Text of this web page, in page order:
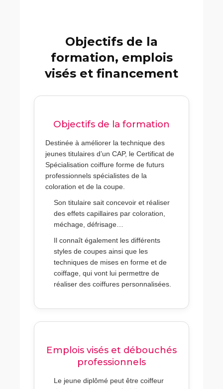
Objectifs de la
formation, emplois
visés et financement
Objectifs de la formation
Destinée à améliorer la technique des
jeunes titulaires d’un CAP, le Certificat de
Spécialisation coiffure forme de futurs
professionnels spécialistes de la
coloration et de la coupe.
Son titulaire sait concevoir et réaliser
des effets capillaires par coloration,
méchage, défrisage…
Il connaît également les différents
styles de coupes ainsi que les
techniques de mises en forme et de
coiffage, qui vont lui permettre de
réaliser des coiffures personnalisées.
Emplois visés et débouchés
professionnels
Le jeune diplômé peut être coiffeur